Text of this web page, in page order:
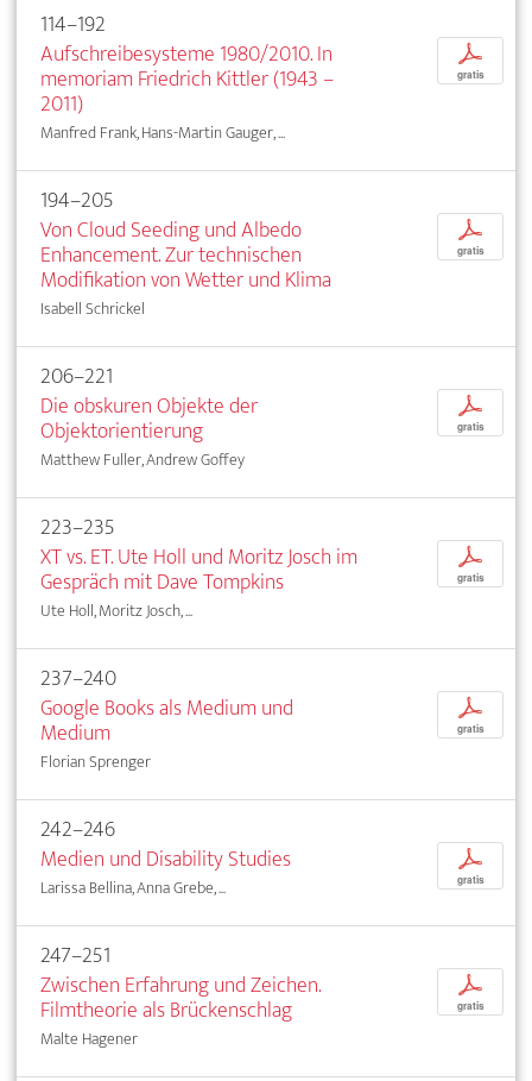
114–192
Aufschreibesysteme 1980/2010. In
memoriam Friedrich Kittler (1943 –
2011)
Manfred Frank, Hans-Martin Gauger, ...
p
gratis
194–205
Von Cloud Seeding und Albedo
Enhancement. Zur technischen
Modifikation von Wetter und Klima
Isabell Schrickel
p
gratis
206–221
Die obskuren Objekte der
Objektorientierung
Matthew Fuller, Andrew Goffey
p
gratis
223–235
XT vs. ET. Ute Holl und Moritz Josch im
Gespräch mit Dave Tompkins
Ute Holl, Moritz Josch, ...
p
gratis
237–240
Google Books als Medium und
Medium
Florian Sprenger
p
gratis
242–246
Medien und Disability Studies
Larissa Bellina, Anna Grebe, ...
p
gratis
247–251
Zwischen Erfahrung und Zeichen.
Filmtheorie als Brückenschlag
Malte Hagener
p
gratis